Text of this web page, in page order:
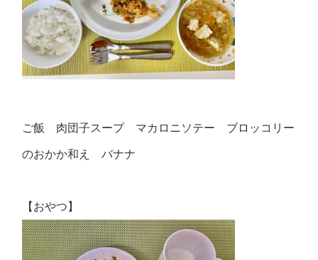
ご飯 肉団子スープ マカロニソテー ブロッコリー
のおかか和え バナナ
【おやつ】